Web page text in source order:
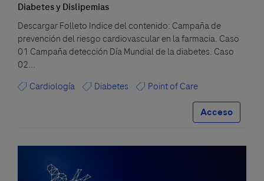
Diabetes y Dislipemias
Descargar Folleto Indice del contenido: Campaña de
prevención del riesgo cardiovascular en la farmacia. Caso
01 Campaña detección Día Mundial de la diabetes. Caso
02...
Cardiología
Diabetes
Point of Care
Acceso